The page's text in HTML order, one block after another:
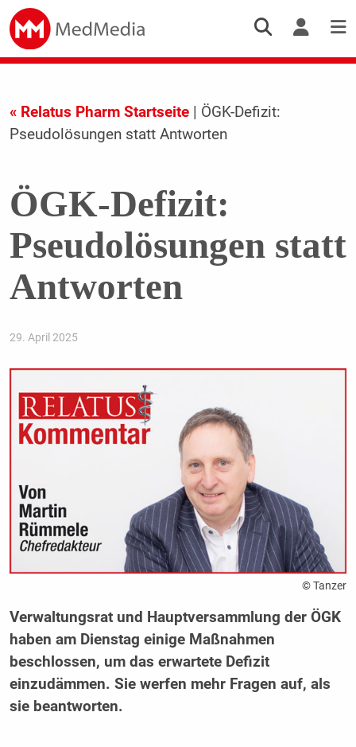
« Relatus Pharm Startseite| ÖGK-Defizit:
Pseudolösungen statt Antworten
ÖGK-Defizit:
Pseudolösungen statt
Antworten
29. April 2025
© Tanzer
Verwaltungsrat und Hauptversammlung der ÖGK
haben am Dienstag einige Maßnahmen
beschlossen, um das erwartete Defizit
einzudämmen. Sie werfen mehr Fragen auf, als
sie beantworten.